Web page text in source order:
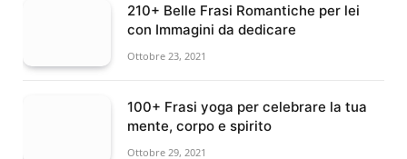
210+ Belle Frasi Romantiche per lei
con Immagini da dedicare
Ottobre 23, 2021
100+ Frasi yoga per celebrare la tua
mente, corpo e spirito
Ottobre 29, 2021